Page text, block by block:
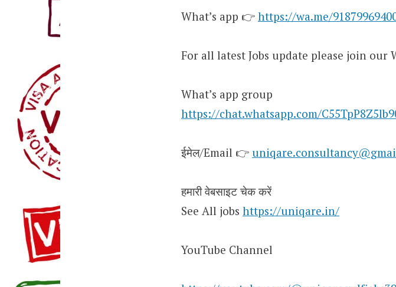
What’s app 👉 https://wa.me/
For all latest Jobs update please join our
What’s app group
https://chat.whatsapp.com/
ईमेल/Email 👉
हमारी वेबसाइट चेक करें
See All jobs https://uniqare.in/
YouTube Channel